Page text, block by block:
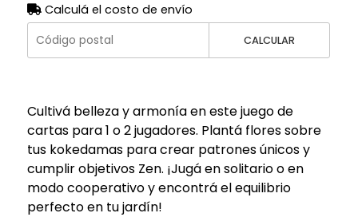
Calculá el costo de envío
CALCULAR
Cultivá belleza y armonía en este juego de
cartas para 1 o 2 jugadores. Plantá flores sobre
tus kokedamas para crear patrones únicos y
cumplir objetivos Zen. ¡Jugá en solitario o en
modo cooperativo y encontrá el equilibrio
perfecto en tu jardín!